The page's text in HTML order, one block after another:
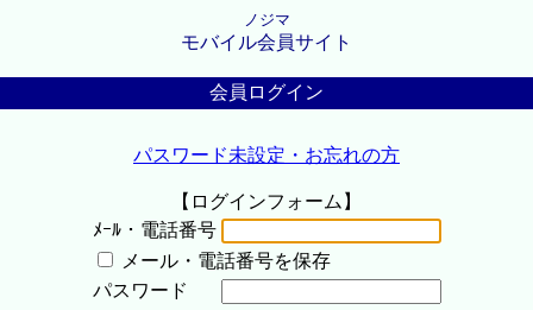
ノジマ
モバイル会員サイト
会員ログイン
パスワード未設定・お忘れの方
【ログインフォーム】
ﾒｰﾙ・電話番号
メール・電話番号を保存
パスワード